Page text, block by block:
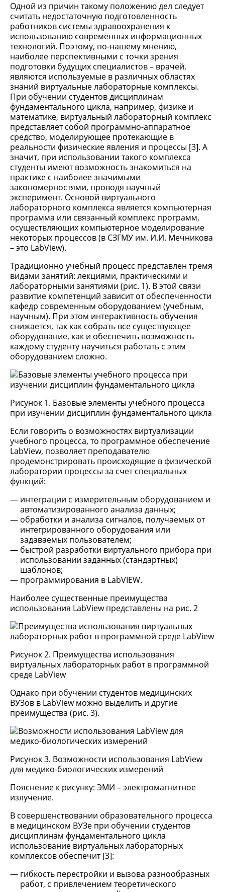
Одной из причин такому положению дел следует
считать недостаточную подготовленность
работников системы здравоохранения к
использованию современных информационных
технологий. Поэтому, по-нашему мнению,
наиболее перспективными с точки зрения
подготовки будущих специалистов – врачей,
являются используемые в различных областях
знаний виртуальные лабораторные комплексы.
При обучении студентов дисциплинам
фундаментального цикла, например, физике и
математике, виртуальный лабораторный комплекс
представляет собой программно-аппаратное
средство, моделирующее протекающие в
реальности физические явления и процессы [3]. А
значит, при использовании такого комплекса
студенты имеют возможность знакомиться на
практике с наиболее значимыми
закономерностями, проводя научный
эксперимент. Основой виртуального
лабораторного комплекса является компьютерная
программа или связанный комплекс программ,
осуществляющих компьютерное моделирование
некоторых процессов (в СЗГМУ им. И.И. Мечникова
– это LabView).
Традиционно учебный процесс представлен тремя
видами занятий: лекциями, практическими и
лабораторными занятиями (рис. 1). В этой связи
развитие компетенций зависит от обеспеченности
кафедр современным оборудованием (учебным,
научным). При этом интерактивность обучения
снижается, так как собрать все существующее
оборудование, как и обеспечить возможность
каждому студенту научиться работать с этим
оборудованием сложно.
Рисунок 1. Базовые элементы учебного процесса
при изучении дисциплин фундаментального цикла
Если говорить о возможностях виртуализации
учебного процесса, то программное обеспечение
LabView, позволяет преподавателю
продемонстрировать происходящие в физической
лаборатории процессы за счет специальных
функций:
интеграции с измерительным оборудованием и
автоматизированного анализа данных;
обработки и анализа сигналов, получаемых от
интегрированного оборудования или
задаваемых пользователем;
быстрой разработки виртуального прибора при
использовании заданных (стандартных)
шаблонов;
программирования в LabVIEW.
Наиболее существенные преимущества
использования LabView представлены на рис. 2
Рисунок 2. Преимущества использования
виртуальных лабораторных работ в программной
среде LabView
Однако при обучении студентов медицинских
ВУЗов в LabView можно выделить и другие
преимущества (рис. 3).
Рисунок 3. Возможности использования LabView
для медико-биологических измерений
Пояснение к рисунку: ЭМИ – электромагнитное
излучение.
В совершенствовании образовательного процесса
в медицинском ВУЗе при обучении студентов
дисциплинам фундаментального цикла
использование виртуальных лабораторных
комплексов обеспечит [3]:
гибкость перестройки и вызова разнообразных
работ, с привлечением теоретического